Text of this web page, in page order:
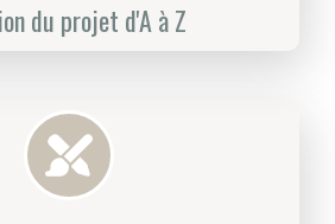
du projet d'A à Z